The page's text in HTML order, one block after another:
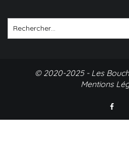
© 2020-2025 - Les
Mentions